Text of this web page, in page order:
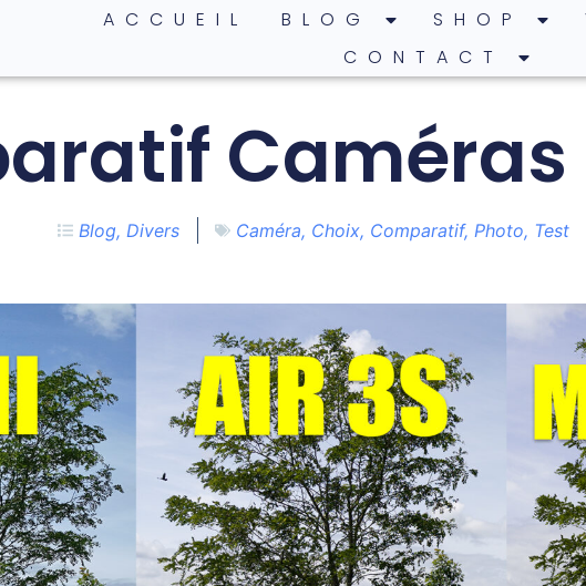
ACCUEIL BLOG SHOP
CONTACT
Caméras
Blog, Divers Caméra, Choix, Comparatif, Photo, Test